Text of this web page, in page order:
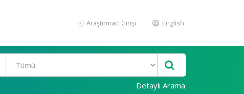
Araştırmacı Girişi English
Detaylı Arama